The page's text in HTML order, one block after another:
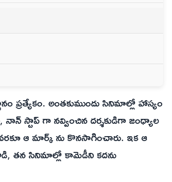
ప్రత్యేకం. అంతకుముందు సినిమాల్లో హాస్యం
స్టాప్ గా నవ్వించిన దర్శకుడిగా జంధ్యాల
ఆ మార్క్ ను కొనసాగించారు. ఇక ఆ
తన సినిమాల్లో కామెడీని కదను